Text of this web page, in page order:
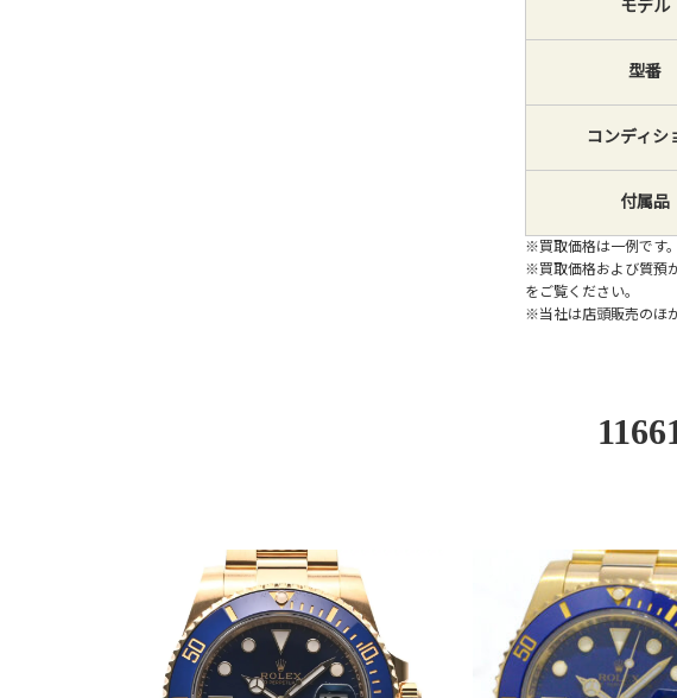
モデル
型番
コンディシ
付属品
※買取価格は一例です
※買取価格および質預
をご覧ください。
※当社は店頭販売のほ